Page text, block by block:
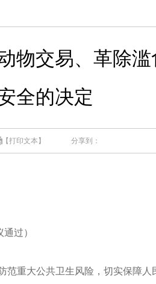
物交易、革除滥
全的决定
【打印文本】 分享到：
过）
重大公共卫生风险，切实保障人